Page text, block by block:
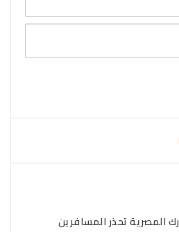
المصرية تحذر المسافرين